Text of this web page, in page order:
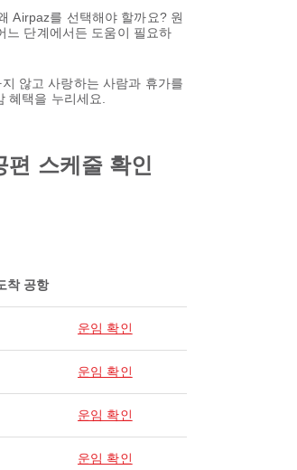
Airpaz를 선택해야 할까요? 원
느 단계에서든 도움이 필요하
않고 사랑하는 사람과 휴가를
혜택을 누리세요.
스케줄 확인
착 공항
운임 확인
운임 확인
운임 확인
운임 확인